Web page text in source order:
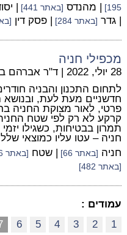
195]
| מהנדס [באתר 441] |
| גדר [באתר 284] | פסק דין
מכפילי חניה
28 יולי, 2022 | ד"ר אברהם
לתחום התכנון והבניה
חדשניים מעת לעת,
פרטי, לאור מצוקת החניה
קרקע לא רק לפי שטח
תמרון בבטיחות, כשגילו
חניה – עטו עליו כמוצאי
חניה [באתר 66] | שטח [באתר 396]
[באתר 482]
עמודים :
1
2
3
4
5
6